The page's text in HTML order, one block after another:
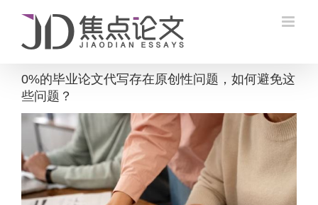
content
0%的毕业论文代写存在原创性问题，如何避免这
些问题？
View
Larger
Image